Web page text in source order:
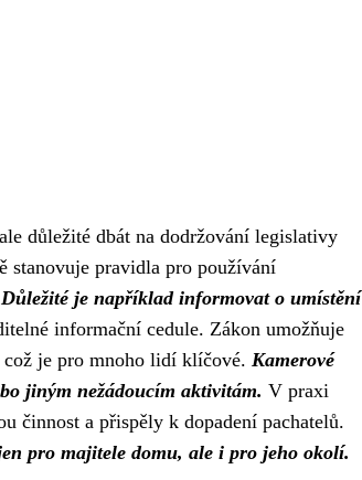
důležité dbát na dodržování legislativy
stanovuje pravidla pro používání
Důležité je například informovat o umístění
informační cedule. Zákon umožňuje
což je pro mnoho lidí klíčové. Kamerové
jiným nežádoucím aktivitám. V praxi
činnost a přispěly k dopadení pachatelů.
pro majitele domu, ale i pro jeho okolí.